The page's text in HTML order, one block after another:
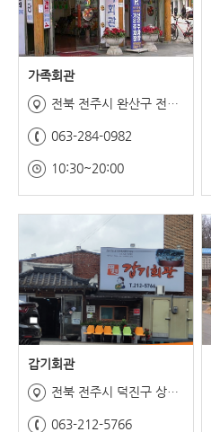
가족회관
전북 전주시 완산구 전라감영5길 17
063-284-0982
10:30~20:00
갑기회관
전북 전주시 덕진구 상리로 50
063-212-5766